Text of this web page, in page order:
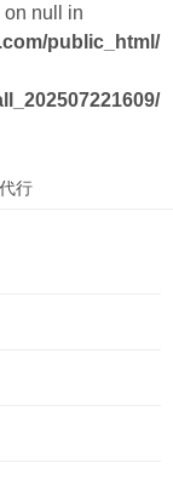
on null in
public_html/
行